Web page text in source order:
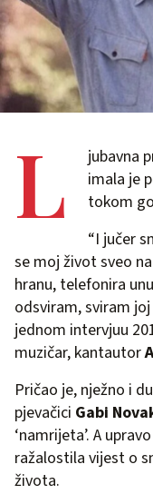
L
jubavna
imala je
tokom
“I jučer
se moj život sveo
hranu, telefonira
odsviram, sviram joj
jednom intervjuu
muzičar, kantautor
Pričao je, nježno i
pjevačici Gabi
‘namrijeta’. A
ražalostila vijest o
života.